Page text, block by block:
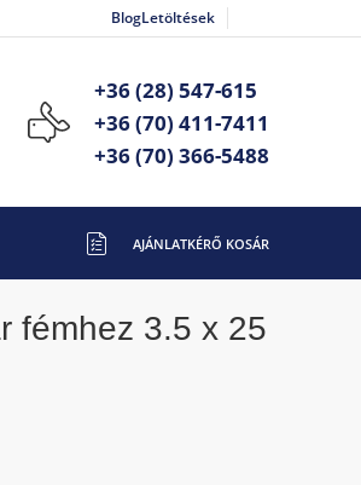
BlogLetöltések
+36 (28) 547-615
+36 (70) 411-7411
+36 (70) 366-5488
fémhez 3.5 x 25